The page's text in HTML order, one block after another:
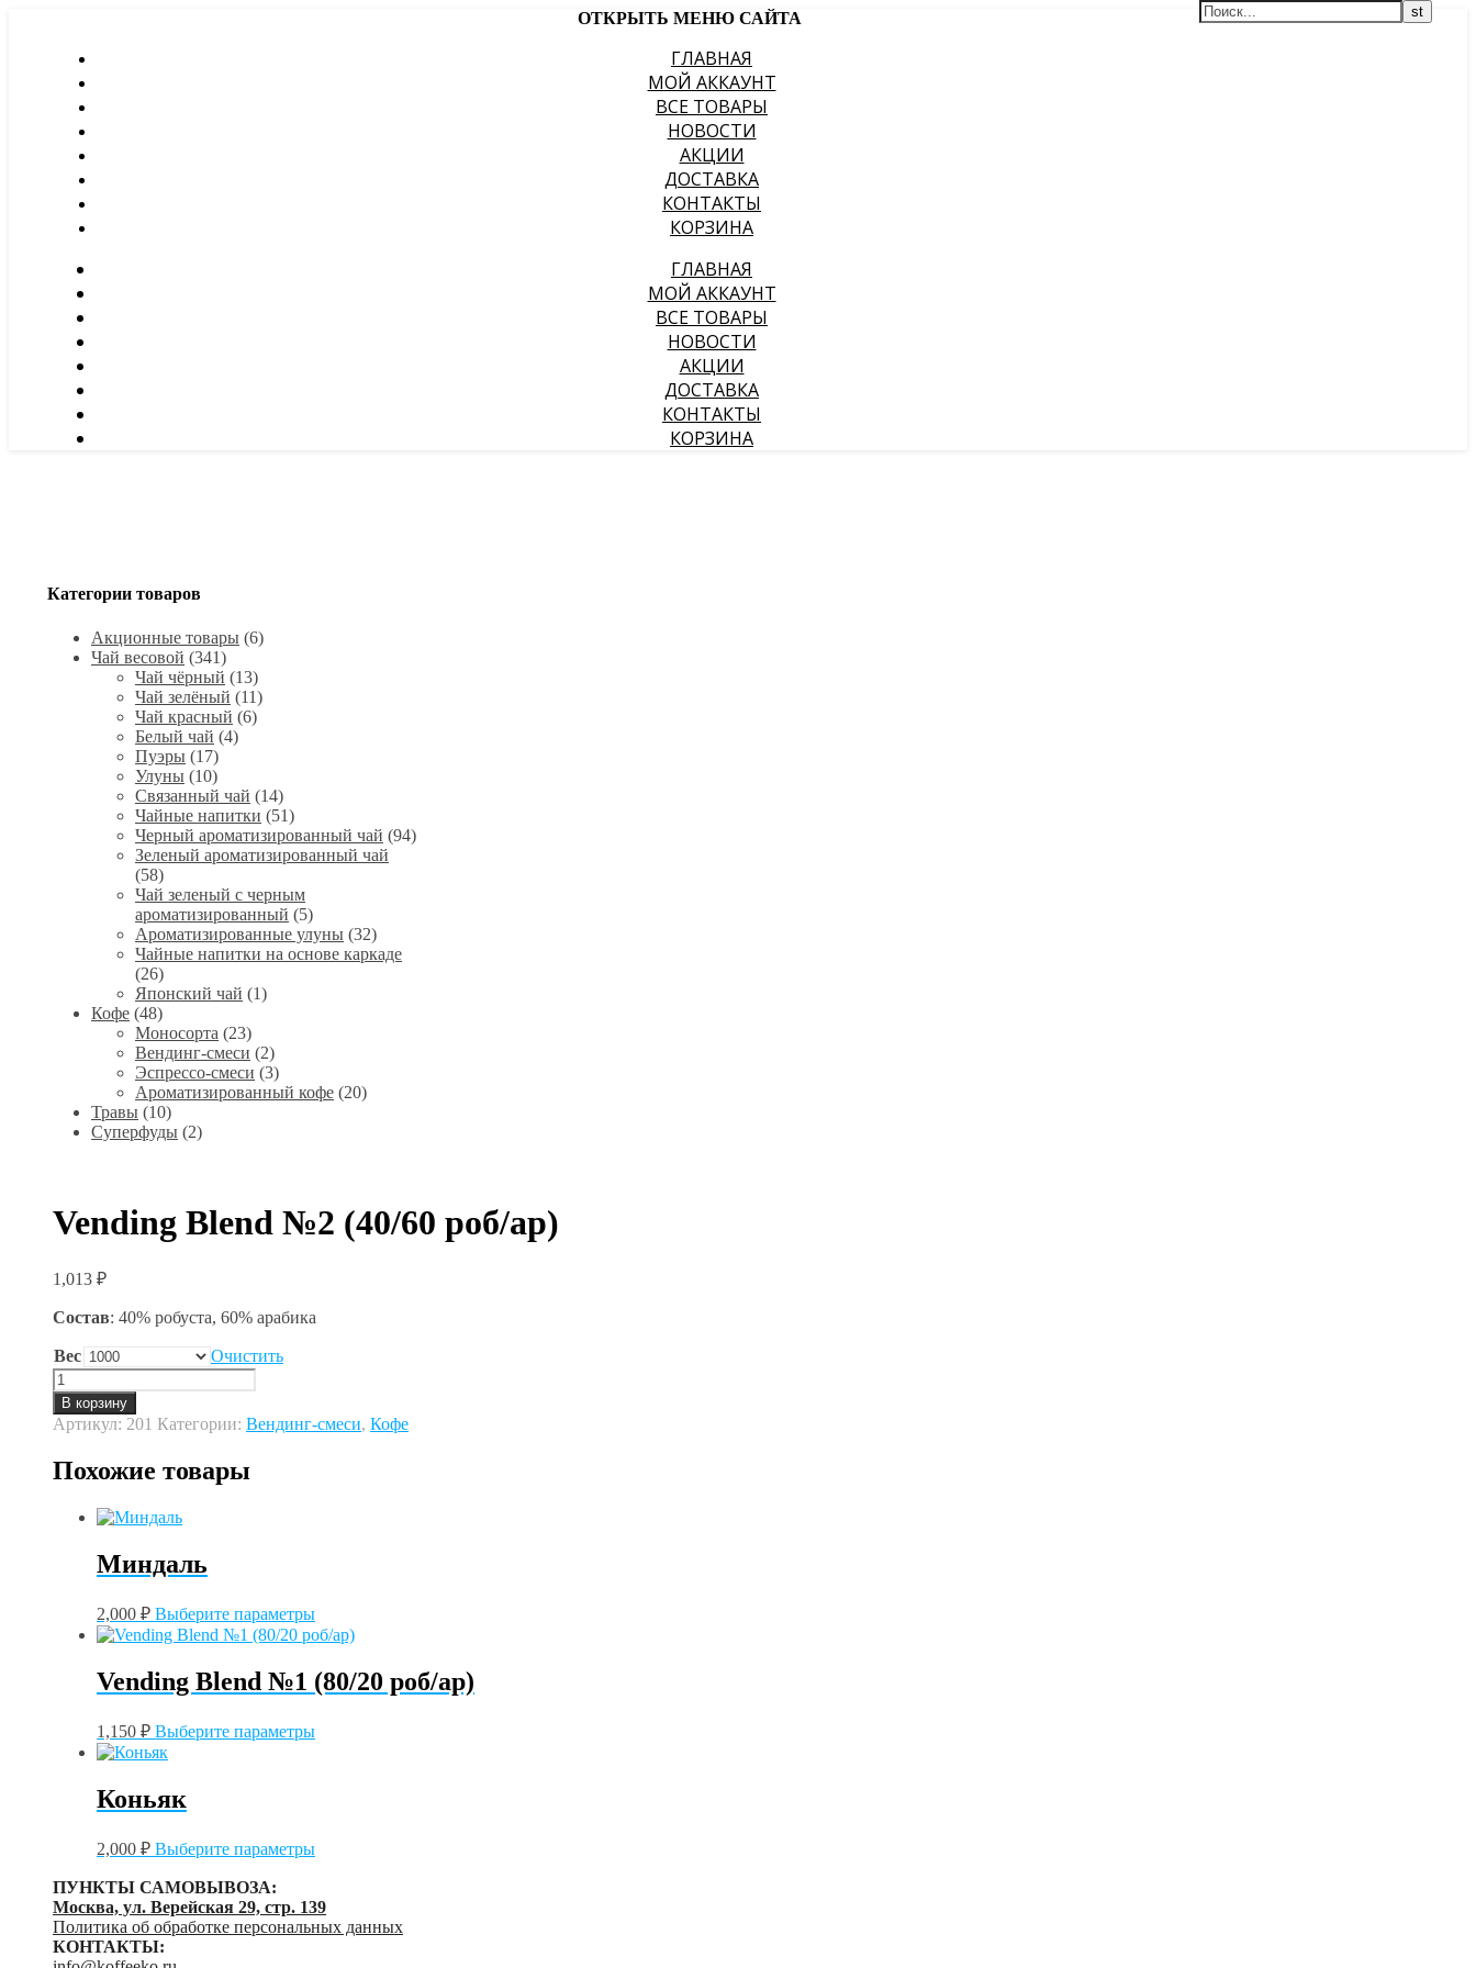
ОТКРЫТЬ МЕНЮ САЙТА
ГЛАВНАЯ
МОЙ АККАУНТ
ВСЕ ТОВАРЫ
НОВОСТИ
АКЦИИ
ДОСТАВКА
КОНТАКТЫ
КОРЗИНА
ГЛАВНАЯ
МОЙ АККАУНТ
ВСЕ ТОВАРЫ
НОВОСТИ
АКЦИИ
ДОСТАВКА
КОНТАКТЫ
КОРЗИНА
Категории товаров
Акционные товары (6)
Чай весовой (341)
Чай чёрный (13)
Чай зелёный (11)
Чай красный (6)
Белый чай (4)
Пуэры (17)
Улуны (10)
Связанный чай (14)
Чайные напитки (51)
Черный ароматизированный чай (94)
Зеленый ароматизированный чай
(58)
Чай зеленый с черным
ароматизированный (5)
Ароматизированные улуны (32)
Чайные напитки на основе каркаде
(26)
Японский чай (1)
Кофе (48)
Моносорта (23)
Вендинг-смеси (2)
Эспрессо-смеси (3)
Ароматизированный кофе (20)
Травы (10)
Суперфуды (2)
Vending Blend №2 (40/60 роб/ар)
1,013 ₽
Состав: 40% робуста, 60% арабика
Вес
Очистить
Количество
товара
Vending
Blend
(40/60
В корзину
Артикул: 201 Категории: Вендинг-смеси, Кофе
Похожие товары
Миндаль
2,000 ₽ Выберите параметрыЭтот
товар
имеет
несколько
вариаций.
можно
Vending Blend №1 (80/20 роб/ар)
1,150 ₽ Выберите параметрыЭтот
можно
странице
товара.
Коньяк
2,000 ₽ Выберите параметрыЭтот
несколько
вариаций.
ПУНКТЫ САМОВЫВОЗА:
Москва, ул. Верейская 29, стр. 139
Политика об обработке персональных данных
КОНТАКТЫ: